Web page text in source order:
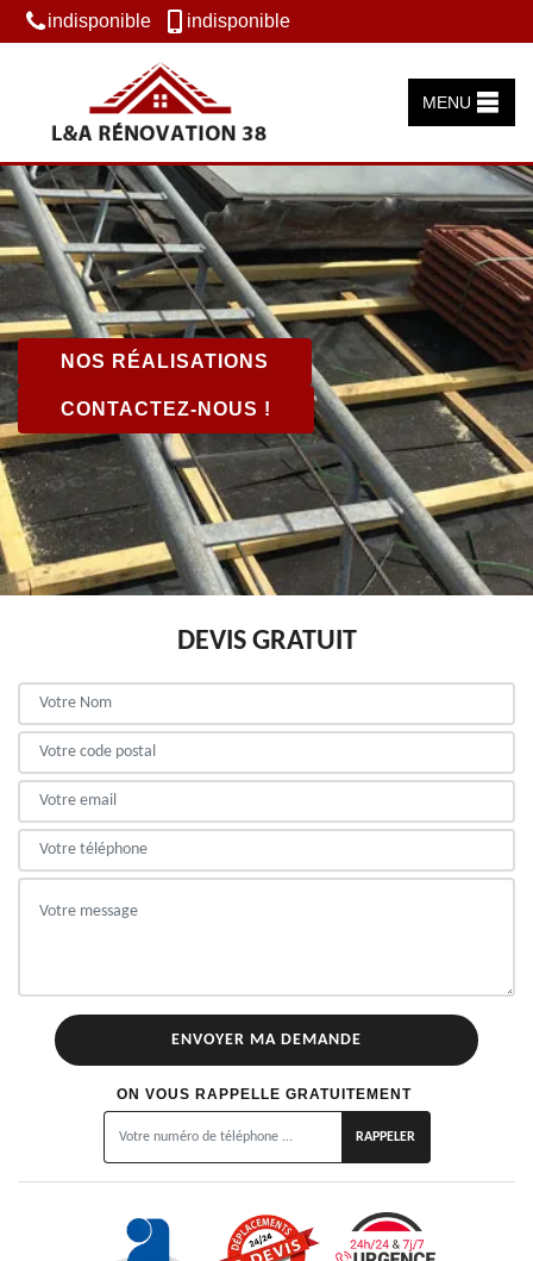
indisponible indisponible
MENU
NOS RÉALISATIONS
CONTACTEZ-NOUS !
DEVIS GRATUIT
ON VOUS RAPPELLE GRATUITEMENT